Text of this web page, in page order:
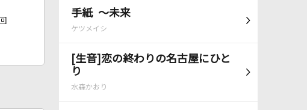
手紙 ～未来
ケツメイシ
[生音]恋の終わりの名古屋にひと
り
水森かおり
回